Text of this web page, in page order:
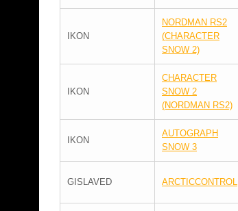
IKON
NORDMAN RS2
(CHARACTER
SNOW 2)
IKON
CHARACTER
SNOW 2
(NORDMAN RS2)
IKON
AUTOGRAPH
SNOW 3
GISLAVED ARCTICCONTROL